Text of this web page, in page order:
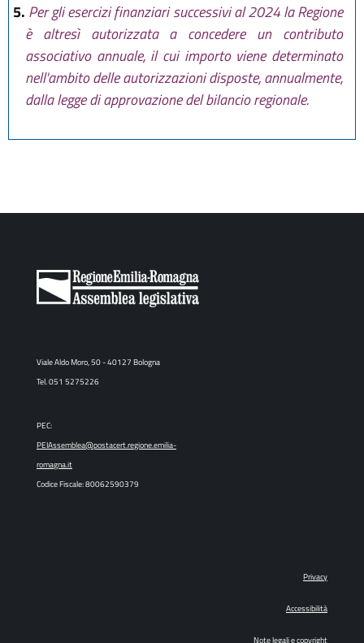
5. Per gli esercizi finanziari successivi al 2024 la Regione
è altresì autorizzata a concedere un contributo
associativo annuale, il cui importo viene determinato
nell'ambito delle autorizzazioni disposte, annualmente,
dalla legge di approvazione del bilancio regionale.
Viale Aldo Moro, 50 - 40127 Bologna
Tel. 051 5275226
PEC:
PEIAssemblea@postacert.regione.emilia-
romagna.it
Codice Fiscale: 80062590379
Privacy
Accessibilità
Note legali e copyright